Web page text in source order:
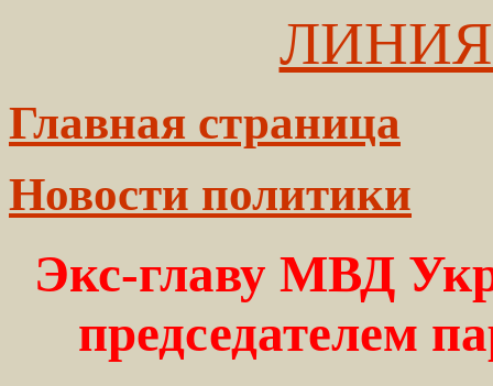
Главная страница
Новости политики
Экс-главу МВД
председателем